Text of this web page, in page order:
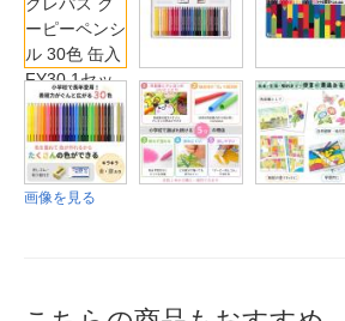
画像を見る